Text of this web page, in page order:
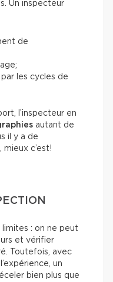
Un inspecteur
de
les cycles de
l’inspecteur en
autant de
il y a de
c’est!
limites : on ne peut
et vérifier
Toutefois, avec
un
bien plus que